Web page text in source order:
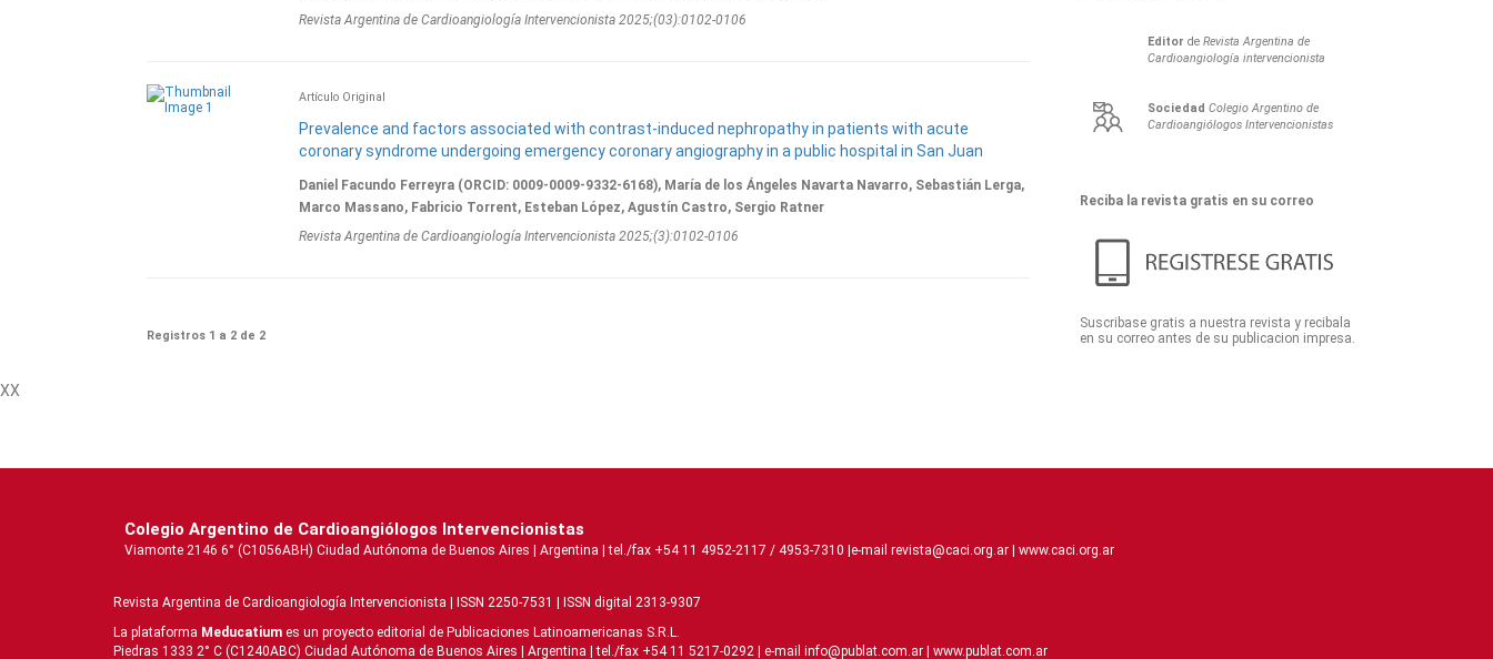
Revista Argentina de Cardioangiologí­a Intervencionista 2025;(03):0102-0106
Artí­culo Original
Prevalence and factors associated with contrast-induced nephropathy in patients with acute
coronary syndrome undergoing emergency coronary angiography in a public hospital in San Juan
Daniel Facundo Ferreyra (ORCID: 0009-0009-9332-6168), María de los Ángeles Navarta Navarro, Sebastián Lerga,
Marco Massano, Fabricio Torrent, Esteban López, Agustín Castro, Sergio Ratner
Revista Argentina de Cardioangiologí­a Intervencionista 2025;(3):0102-0106
Registros 1 a 2 de 2
Editor de Revista Argentina de
Cardioangiología intervencionista
Sociedad Colegio Argentino de
Cardioangiólogos Intervencionistas
Reciba la revista gratis en su correo
Suscribase gratis a nuestra revista y recibala
en su correo antes de su publicacion impresa.
XX
Colegio Argentino de Cardioangiólogos Intervencionistas
Viamonte 2146 6° (C1056ABH) Ciudad Autónoma de Buenos Aires | Argentina | tel./fax +54 11 4952-2117 / 4953-7310 |e-mail revista@caci.org.ar | www.caci.org.ar
Revista Argentina de Cardioangiologí­a Intervencionista | ISSN 2250-7531 | ISSN digital 2313-9307
La plataforma Meducatium es un proyecto editorial de Publicaciones Latinoamericanas S.R.L.
Piedras 1333 2° C (C1240ABC) Ciudad Autónoma de Buenos Aires | Argentina | tel./fax +54 11 5217-0292 | e-mail info@publat.com.ar |
www.publat.com.ar